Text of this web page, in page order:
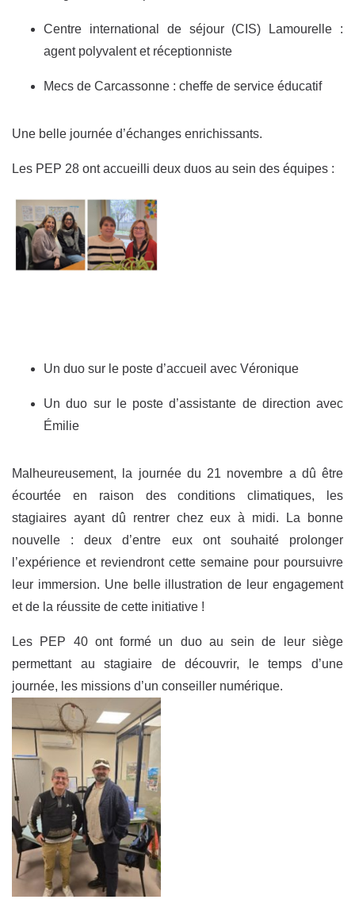
Centre international de séjour (CIS) Lamourelle :
agent polyvalent et réceptionniste
Mecs de Carcassonne : cheffe de service éducatif
Une belle journée d’échanges enrichissants.
Les PEP 28 ont accueilli deux duos au sein des équipes :
Un duo sur le poste d’accueil avec Véronique
Un duo sur le poste d’assistante de direction avec
Émilie
Malheureusement, la journée du 21 novembre a dû être
écourtée en raison des conditions climatiques, les
stagiaires ayant dû rentrer chez eux à midi. La bonne
nouvelle : deux d’entre eux ont souhaité prolonger
l’expérience et reviendront cette semaine pour poursuivre
leur immersion. Une belle illustration de leur engagement
et de la réussite de cette initiative !
Les PEP 40 ont formé un duo au sein de leur siège
permettant au stagiaire de découvrir, le temps d’une
journée, les missions d’un conseiller numérique.